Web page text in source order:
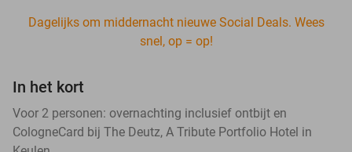
Dagelijks om middernacht nieuwe Social Deals. Wees
snel, op = op!
In het kort
Voor 2 personen: overnachting inclusief ontbijt en
CologneCard bij The Deutz, A Tribute Portfolio Hotel in